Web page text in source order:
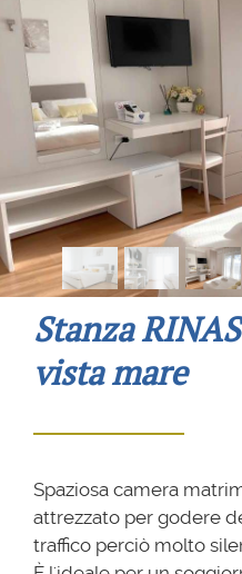
Stanza
vista mare
Spaziosa camera
attrezzato per godere
traffico perciò molto